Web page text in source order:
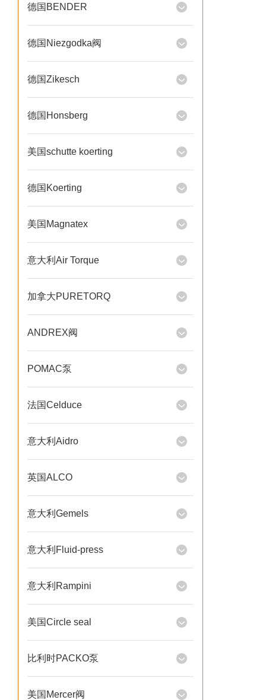
德国BENDER
德国Niezgodka阀
德国Zikesch
德国Honsberg
美国schutte koerting
德国Koerting
美国Magnatex
意大利Air Torque
加拿大PURETORQ
ANDREX阀
POMAC泵
法国Celduce
意大利Aidro
英国ALCO
意大利Gemels
意大利Fluid-press
意大利Rampini
美国Circle seal
比利时PACKO泵
美国Mercer阀